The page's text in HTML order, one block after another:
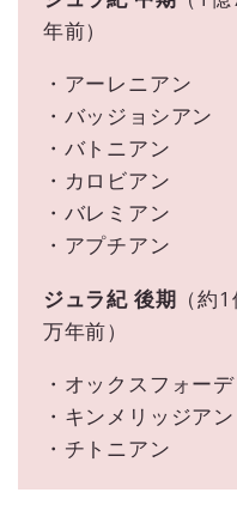
年前）
・アーレニアン
・バッジョシアン
・バトニアン
・カロビアン
・バレミアン
・アプチアン
ジュラ紀 後期 （約
万年前）
・オックスフォー
・キンメリッジアン
・チトニアン